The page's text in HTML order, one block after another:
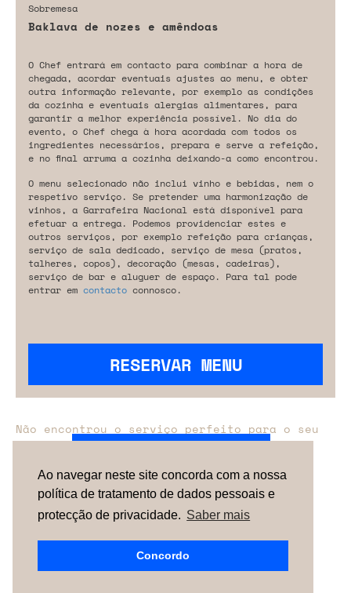
Ao navegar neste site concorda com a nossa
política de tratamento de dados pessoais e
protecção de privacidade. Saber mais
Concordo
Sobremesa
Baklava de nozes e amêndoas
O Chef entrará em contacto para combinar a hora de
chegada, acordar eventuais ajustes ao menu, e obter
outra informação relevante, por exemplo as condições
da cozinha e eventuais alergias alimentares, para
garantir a melhor experiência possível. No dia do
evento, o Chef chega à hora acordada com todos os
ingredientes necessários, prepara e serve a refeição,
e no final arruma a cozinha deixando-a como encontrou.
O menu selecionado não inclui vinho e bebidas, nem o
respetivo serviço. Se pretender uma harmonização de
vinhos, a Garrafeira Nacional está disponível para
efetuar a entrega. Podemos providenciar estes e
outros serviços, por exemplo refeição para crianças,
serviço de sala dedicado, serviço de mesa (pratos,
talheres, copos), decoração (mesas, cadeiras),
serviço de bar e aluguer de espaço. Para tal pode
entrar em contacto connosco.
RESERVAR MENU
Não encontrou o serviço perfeito para o seu
evento?
Entre em contacto connosco.
TERMOS & CONDIÇÕES SOBRE NÓS
COMO
FUNCIONA
CONTACTOS
NEWSLETTER
ESPAÑA | PORTUGAL| UNITED KINGDOM